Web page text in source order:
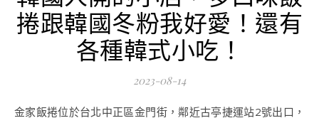
捲跟韓國冬粉我好愛！還有
各種韓式小吃！
2023-08-14
金家飯捲位於台北中正區金門街，鄰近古亭捷運站2號出口，